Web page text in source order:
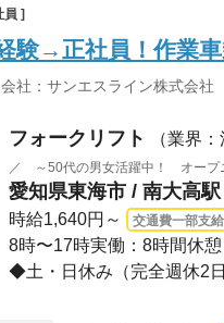
員 ]
験→正社員！作業
社：サンエスライン株式会社
フォークリフト （業界
／ ～50代の男女活躍中！ オープ
愛知県東海市 / 南大高
時給1,640円～ 交通費一部支給
8時〜17時実働：8時間休